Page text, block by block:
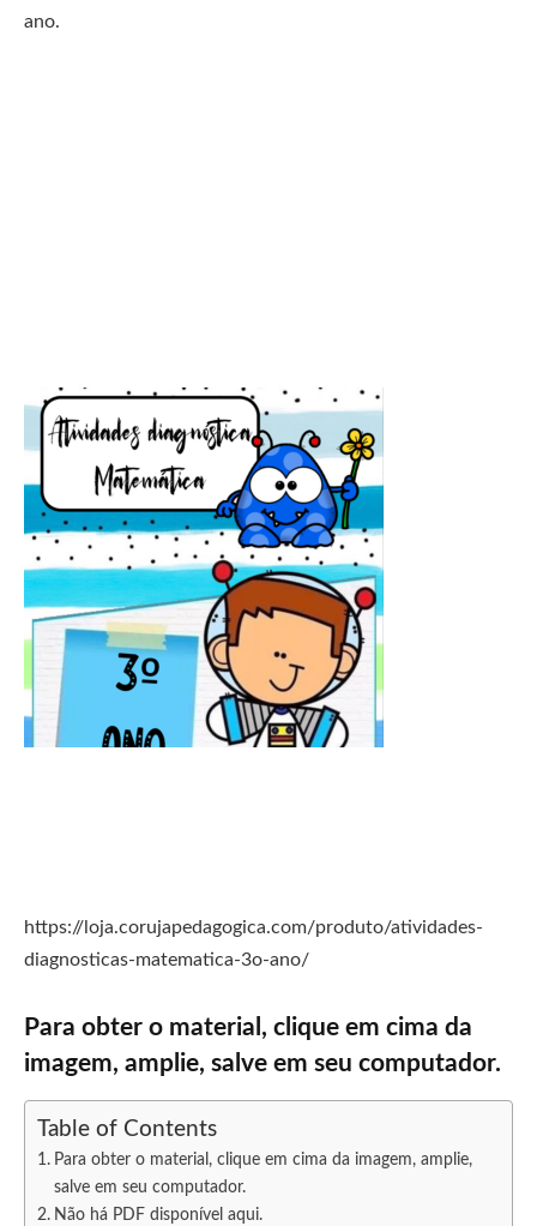
ano.
https://loja.corujapedagogica.com/produto/atividades-
diagnosticas-matematica-3o-ano/
Para obter o material, clique em cima da
imagem, amplie, salve em seu computador.
Table of Contents
Para obter o material, clique em cima da imagem, amplie,
salve em seu computador.
Não há PDF disponível aqui.